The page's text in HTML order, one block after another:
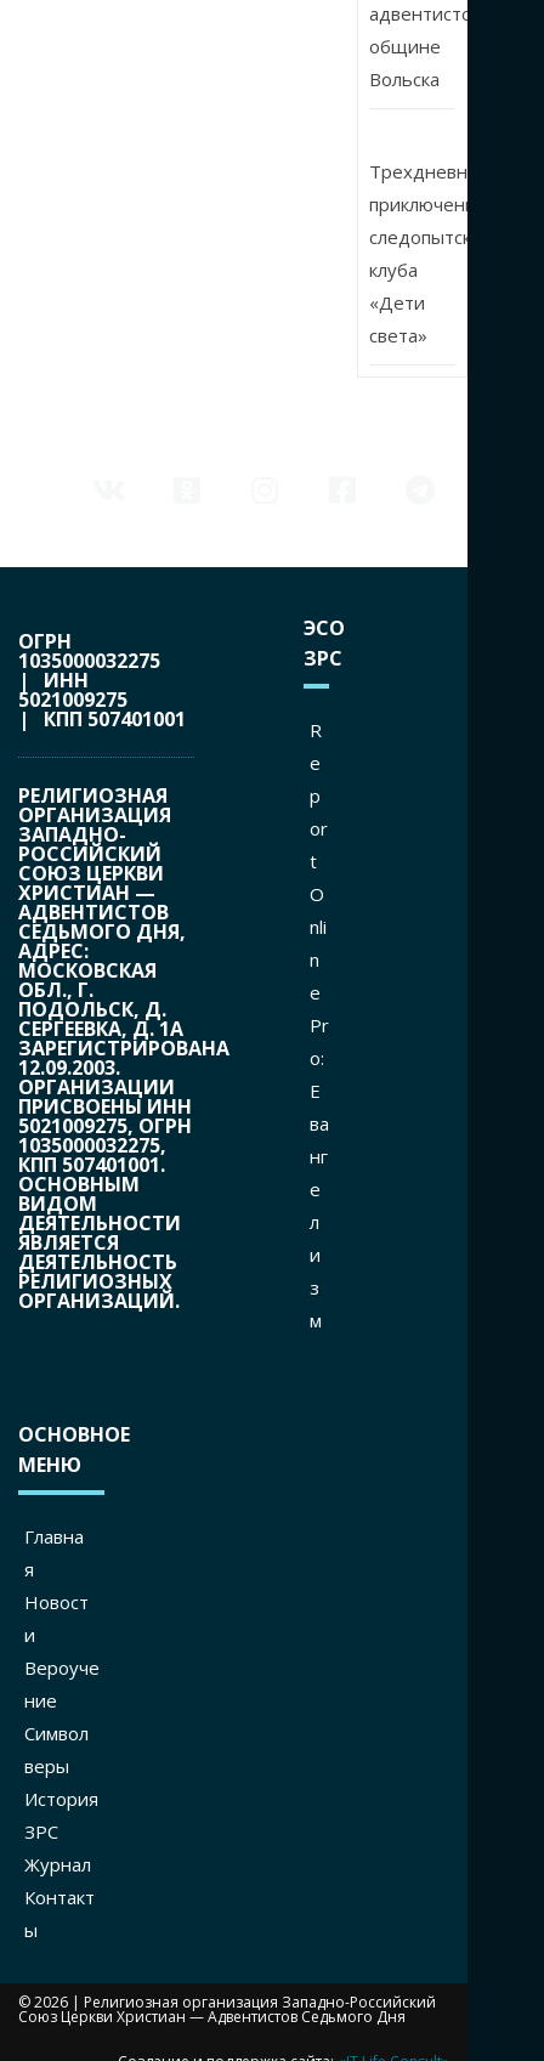
адвентистской
общине
Вольска
Трехдневные
приключения
следопытского
клуба
«Дети
света»
ОГРН
1035000032275
| ИНН
5021009275
| КПП 507401001
РЕЛИГИОЗНАЯ
ОРГАНИЗАЦИЯ
ЗАПАДНО-
РОССИЙСКИЙ
СОЮЗ ЦЕРКВИ
ХРИСТИАН —
АДВЕНТИСТОВ
СЕДЬМОГО ДНЯ,
АДРЕС:
МОСКОВСКАЯ
ОБЛ., Г.
ПОДОЛЬСК, Д.
СЕРГЕЕВКА, Д. 1А
ЗАРЕГИСТРИРОВАНА
12.09.2003.
ОРГАНИЗАЦИИ
ПРИСВОЕНЫ ИНН
5021009275, ОГРН
1035000032275,
КПП 507401001.
ОСНОВНЫМ
ВИДОМ
ДЕЯТЕЛЬНОСТИ
ЯВЛЯЕТСЯ
ДЕЯТЕЛЬНОСТЬ
РЕЛИГИОЗНЫХ
ОРГАНИЗАЦИЙ.
ЭСО
ЗРС
R
e
p
or
t
O
nli
n
e
Pr
o:
Е
ва
нг
е
л
и
з
м
ОСНОВНОЕ
МЕНЮ
Главна
я
Новост
и
Вероуче
ние
Символ
веры
История
ЗРС
Журнал
Контакт
ы
© 2026 | Религиозная организация Западно-Российский
Союз Церкви Христиан — Адвентистов Седьмого Дня